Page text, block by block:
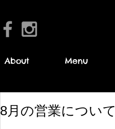
About Menu
8月の営業について